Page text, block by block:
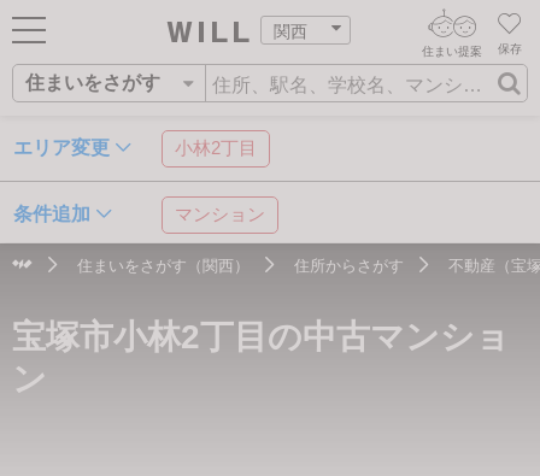
関西
ログイン
新規会員登録
住まいをさがす
住まいをつくる
保存
住まい提案
住まいをさがす
住まいをさがす
自宅の相場をみる
住まい事例をさが
す
街・施設をさがす
AIウィルくんの提案
AI住まい提案を受ける
AI査定・チャット相談する
価格査定を依頼する
エリア変更 小林2丁目
条件追加 マンション
住所 沿線・駅 学校区
住まいをさがす（関西） 住所からさがす 不動産（宝
宝塚市小林2丁目の中古マンショ
ン